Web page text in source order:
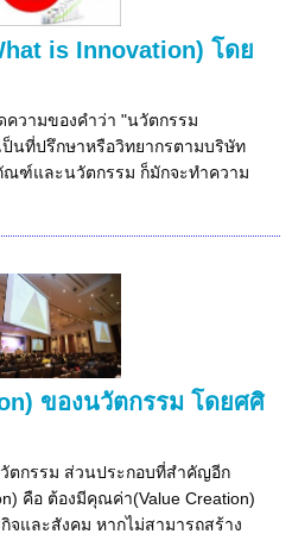
is Innovation) โดย
ความของคำว่า "นวัตกรรม
ป็นที่ปรึกษาหรือวิทยากรตามบริษัท
ฑ์และนวัตกรรม ก็มักจะทำความ
ของนวัตกรรม โดยศศิ
ตกรรม ส่วนประกอบที่สำคัญอีก
คือ ต้องมีคุณค่า(Value Creation)
จและสังคม หากไม่สามารถสร้าง